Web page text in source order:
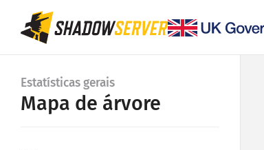
Estatísticas gerais
Mapa de árvore